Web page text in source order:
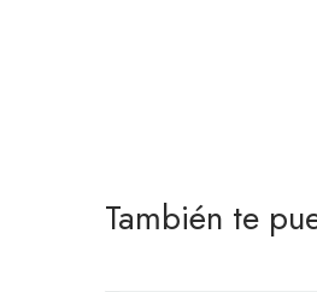
También te